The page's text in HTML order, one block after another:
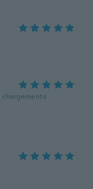
chargements